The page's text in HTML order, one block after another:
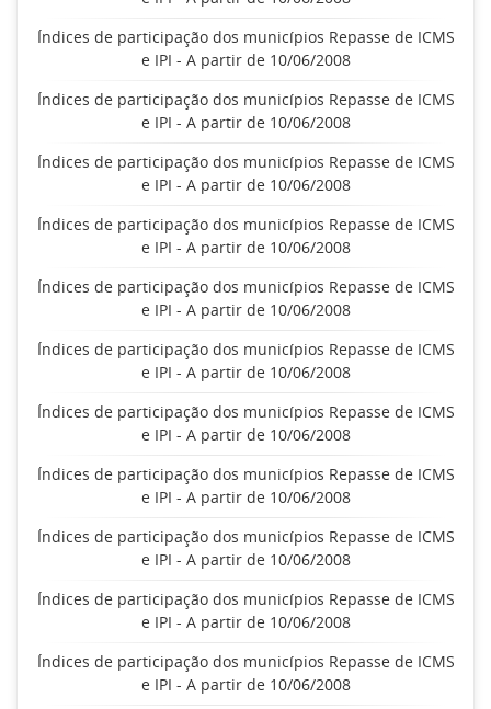
Índices de participação dos municípios Repasse de ICMS
e IPI - A partir de 10/06/2008
Índices de participação dos municípios Repasse de ICMS
e IPI - A partir de 10/06/2008
Índices de participação dos municípios Repasse de ICMS
e IPI - A partir de 10/06/2008
Índices de participação dos municípios Repasse de ICMS
e IPI - A partir de 10/06/2008
Índices de participação dos municípios Repasse de ICMS
e IPI - A partir de 10/06/2008
Índices de participação dos municípios Repasse de ICMS
e IPI - A partir de 10/06/2008
Índices de participação dos municípios Repasse de ICMS
e IPI - A partir de 10/06/2008
Índices de participação dos municípios Repasse de ICMS
e IPI - A partir de 10/06/2008
Índices de participação dos municípios Repasse de ICMS
e IPI - A partir de 10/06/2008
Índices de participação dos municípios Repasse de ICMS
e IPI - A partir de 10/06/2008
Índices de participação dos municípios Repasse de ICMS
e IPI - A partir de 10/06/2008